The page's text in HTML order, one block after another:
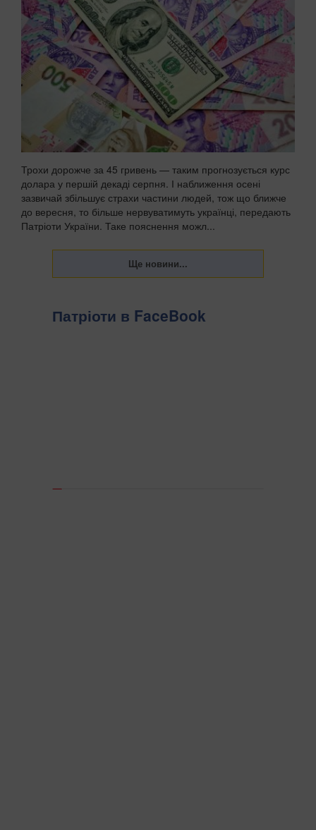
Трохи дорожче за 45 гривень — таким прогнозується курс
долара у першій декаді серпня. І наближення осені
зазвичай збільшує страхи частини людей, тож що ближче
до вересня, то більше нервуватимуть українці, передають
Патріоти України. Таке пояснення можл...
Патріоти в FaceBook